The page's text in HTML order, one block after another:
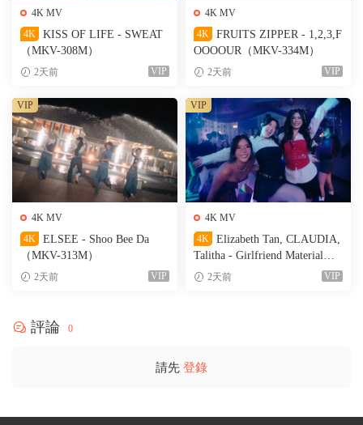
4K MV
4K
KISS OF LIFE - SWEAT
（MKV-308M）
2天前 VIP
4K MV
4K
FRUITS ZIPPER - 1,2,3,F
OOOOUR（MKV-334M）
2天前 VIP
4K MV
4K
ELSEE - Shoo Bee Da
（MKV-313M）
2天前 VIP
VIP
4K MV
4K
Elizabeth Tan, CLAUDIA,
Talitha - Girlfriend Material
（MKV-236M）
2天前 VIP
VIP
評論 0
請先 登錄